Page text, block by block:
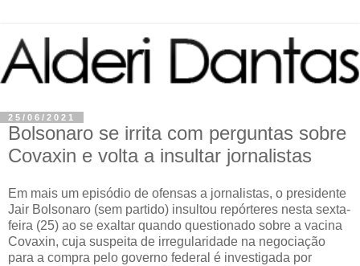
25/06/2021
Bolsonaro se irrita com perguntas sobre
Covaxin e volta a insultar jornalistas
Em mais um episódio de ofensas a jornalistas, o presidente
Jair Bolsonaro (sem partido) insultou repórteres nesta sexta-
feira (25) ao se exaltar quando questionado sobre a vacina
Covaxin, cuja suspeita de irregularidade na negociação
para a compra pelo governo federal é investigada por